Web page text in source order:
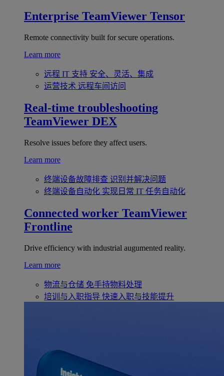
Enterprise TeamViewer Tensor
Remote connectivity built for secure operations.
Learn more
远程 IT 支持 安全、灵活、集成
运营技术 远程车间访问
Real-time troubleshooting
TeamViewer DEX
Resolve issues before they affect users.
Learn more
终端设备故障排查 识别并解决问题
终端设备自动化 实现日常 IT 任务自动化
Connected worker TeamViewer
Frontline
Drive efficiency with industrial augumented reality.
Learn more
物流与仓储 免手持物料处理
培训与入职指导 快速入职与技能提升